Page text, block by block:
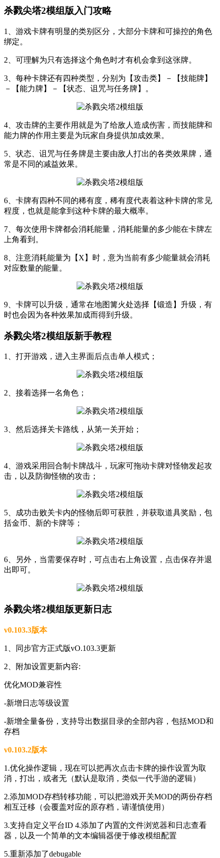
杀戮尖塔2模组版入门攻略
1、游戏卡牌有明显的类别区分，大部分卡牌和可操控的角色
绑定。
2、可理解为只有选择这个角色时才有机会拿到这张牌。
3、每种卡牌还有四种类型，分别为【攻击类】－【技能牌】
－【能力牌】－【状态、诅咒与任务牌】。
4、攻击牌的主要作用就是为了给敌人造成伤害，而技能牌和
能力牌的作用主要是为玩家自身提供加成效果。
5、状态、诅咒与任务牌是主要由敌人打出的各类效果牌，通
常是不同的减益效果。
6、卡牌有四种不同的稀有度，稀有度代表着这种卡牌的常见
程度，也就是能拿到这种卡牌的最大概率。
7、每次使用卡牌都会消耗能量，消耗能量的多少能在卡牌左
上角看到。
8、注意消耗能量为【X】时，意为当前有多少能量就会消耗
对应数量的能量。
9、卡牌可以升级，通常在地图篝火处选择【锻造】升级，有
时也会因为各种效果加成而得到升级。
杀戮尖塔2模组版新手教程
1、打开游戏，进入主界面后点击单人模式；
2、接着选择一名角色；
3、然后选择关卡路线，从第一关开始；
4、游戏采用回合制卡牌战斗，玩家可拖动卡牌对怪物发起攻
击，以及防御怪物的攻击；
5、成功击败关卡内的怪物后即可获胜，并获取道具奖励，包
括金币、新的卡牌等；
6、另外，当需要保存时，可点击右上角设置，点击保存并退
出即可。
杀戮尖塔2模组版更新日志
v0.103.3版本
1、同步官方正式版vO.103.3更新
2、附加设置更新内容:
优化MOD兼容性
-新增日志等级设置
-新增全量备份，支持导出数据目录的全部内容，包括MOD和
存档
v0.103.2版本
1.优化操作逻辑，现在可以把再次点击卡牌的操作设置为取
消，打出，或者无（默认是取消，类似一代手游的逻辑）
2.添加MOD存档转移功能，可以把游戏开关MOD的两份存档
相互迁移（会覆盖对应的原存档，请谨慎使用）
3.支持自定义平台ID 4.添加了内置的文件浏览器和日志查看
器，以及一个简单的文本编辑器便于修改模组配置
5.重新添加了debugable